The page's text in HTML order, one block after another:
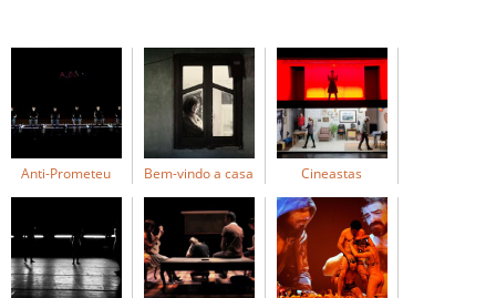
Anti-Prometeu Bem-vindo a casa Cineastas